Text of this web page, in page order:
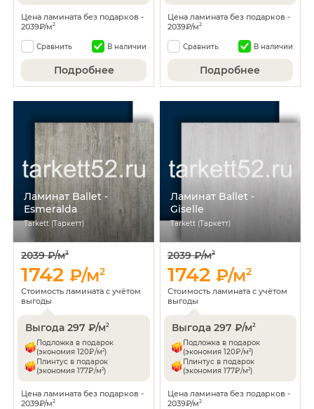
Цена ламината без подарков -
2039₽/м2
Сравнить В наличии
Подробнее
Цена ламината без подарков -
2039₽/м2
Сравнить В наличии
Подробнее
Ламинат Ballet -
Esmeralda
Tarkett (Таркетт)
2039 ₽/м2
1742₽/м2
Стоимость ламината с учётом
выгоды
Выгода 297 ₽/м2
Подложка в подарок
(экономия 120₽/м2)
Плинтус в подарок
(экономия 177₽/м2)
Цена ламината без подарков -
2039₽/м2
Ламинат Ballet -
Giselle
Tarkett (Таркетт)
2039 ₽/м2
1742₽/м2
Стоимость ламината с учётом
выгоды
Выгода 297 ₽/м2
Подложка в подарок
(экономия 120₽/м2)
Плинтус в подарок
(экономия 177₽/м2)
Цена ламината без подарков -
2039₽/м2